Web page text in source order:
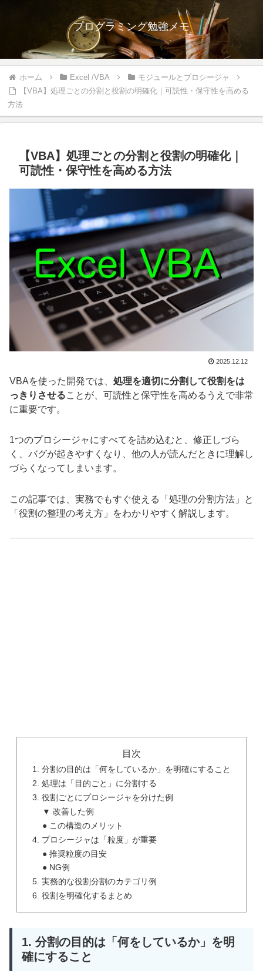
プログラミング勉強メモ
ホーム Excel /VBA
モジュールとプロシージャ
【VBA】処理ごとの分割と役割の明確化｜可読性・保守性を高める
方法
【VBA】処理ごとの分割と役割の明確化｜
可読性・保守性を高める方法
2025.12.12
VBAを使った開発では、 処理を適切に分割して役割をは
っきりさせることが、可読性と保守性を高めるうえで非常
に重要です。
1つのプロシージャにすべてを詰め込むと、修正しづら
く、バグが起きやすくなり、他の人が読んだときに理解し
づらくなってしまいます。
この記事では、実務でもすぐ使える「処理の分割方法」と
「役割の整理の考え方」をわかりやすく解説します。
目次
1. 分割の目的は「何をしているか」を明確にすること
2. 処理は「目的ごと」に分割する
3. 役割ごとにプロシージャを分けた例
▼ 改善した例
● この構造のメリット
4. プロシージャは「粒度」が重要
● 推奨粒度の目安
● NG例
5. 実務的な役割分割のカテゴリ例
6. 役割を明確化するまとめ
1. 分割の目的は「何をしているか」を明
確にすること